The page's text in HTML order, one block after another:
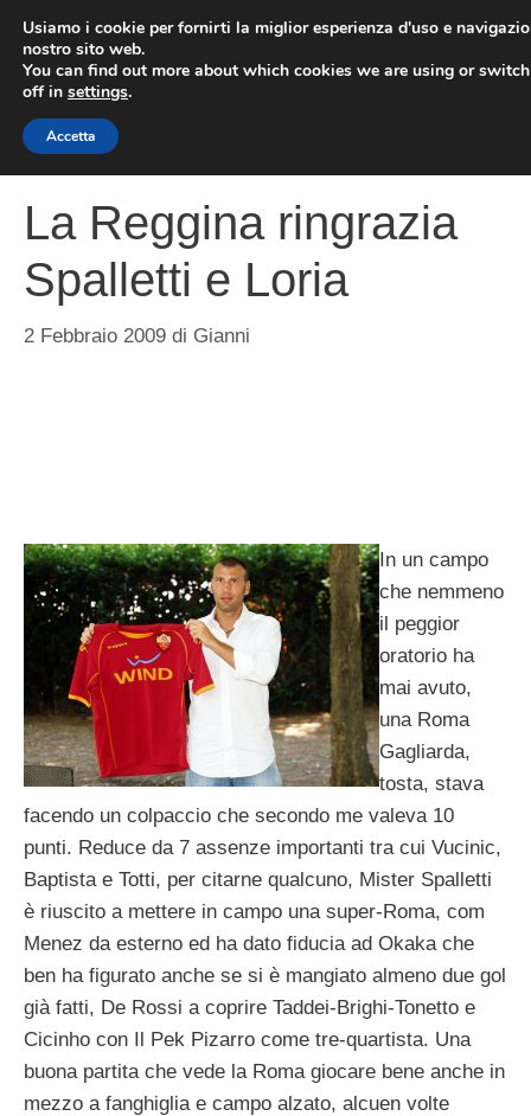
contenuto
La Reggina ringrazia
Spalletti e Loria
2 Febbraio 2009 di Gianni
In un campo
che nemmeno
il peggior
oratorio ha
mai avuto,
una Roma
Gagliarda,
tosta, stava
facendo un colpaccio che secondo me valeva 10
punti. Reduce da 7 assenze importanti tra cui Vucinic,
Baptista e Totti, per citarne qualcuno, Mister Spalletti
è riuscito a mettere in campo una super-Roma, com
Menez da esterno ed ha dato fiducia ad Okaka che
ben ha figurato anche se si è mangiato almeno due gol
già fatti, De Rossi a coprire Taddei-Brighi-Tonetto e
Cicinho con Il Pek Pizarro come tre-quartista. Una
buona partita che vede la Roma giocare bene anche in
mezzo a fanghiglia e campo alzato, alcuen volte
Usiamo i cookie per fornirti la miglior esperienza d'uso e
nostro sito web.
You can find out more about which cookies we are using or
off in settings.
Accetta